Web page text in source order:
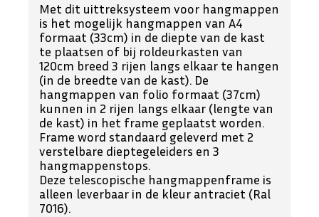
Met dit uittreksysteem voor hangmappen
is het mogelijk hangmappen van A4
formaat (33cm) in de diepte van de kast
te plaatsen of bij roldeurkasten van
120cm breed 3 rijen langs elkaar te hangen
(in de breedte van de kast). De
hangmappen van folio formaat (37cm)
kunnen in 2 rijen langs elkaar (lengte van
de kast) in het frame geplaatst worden.
Frame word standaard geleverd met 2
verstelbare dieptegeleiders en 3
hangmappenstops.
Deze telescopische hangmappenframe is
alleen leverbaar in de kleur antraciet (Ral
7016).